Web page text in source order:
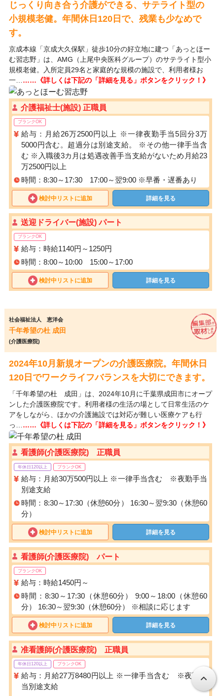
じっくり向き合う介護ができる、サテライト型の
小規模老健。年間休日120日で、残業も少なめで
す。
京成本線「京成大久保駅」徒歩10分の好立地に建つ「あっとほー
む習志野」は、AMG（上尾中央医科グループ）のサテライト型小
規模老健。入所定員29名と家庭的な規模の施設で、利用者様お
一… ……《詳しくは下記の「詳細を見る」ボタンをクリック！》
介護福祉士(施設) 正職員
ブランクOK
給与：月給26万2500円以上 ※一律夜勤手当5回分3万
5000円含む。超過分は別途支給。 ※その他一律手当含
む ※入職後3カ月は処遇改善手当支給がないため月給23
万2500円以上
時間：8:30～17:30 17:00～翌9:00 ※早番・遅番あり
検討中リストに追加 詳細を見る
送迎ドライバー(施設) パート
ブランクOK
給与：時給1140円～1250円
時間：8:00～10:00 15:00～17:00
検討中リストに追加 詳細を見る
社会福祉法人 恵洋会
千年希望の杜 成田
(介護医療院)
2024年10月新規オープンの介護医療院。年間休日
120日でワークライフバランスを大切にできます。
「千年希望の杜 成田」は、2024年10月に千葉県成田市にオープ
ンした介護医療院です。利用者様の生活の場として日常生活のケ
アをしながら、ほかの介護施設では対応が難しい医療ケアも行
っ… ……《詳しくは下記の「詳細を見る」ボタンをクリック！》
看護師(介護医療院) 正職員
年休日120以上 ブランクOK
給与：月給30万500円以上 ※一律手当含む ※夜勤手当
別途支給
時間：8:30～17:30（休憩60分） 16:30～翌9:30（休憩60
分）
検討中リストに追加 詳細を見る
看護師(介護医療院) パート
ブランクOK
給与：時給1450円～
時間：8:30～17:30（休憩60分） 9:00～18:00（休憩60
分） 16:30～翌9:30（休憩60分） ※相談に応じます
検討中リストに追加 詳細を見る
准看護師(介護医療院) 正職員
年休日120以上 ブランクOK
給与：月給27万8480円以上 ※一律手当含む ※夜勤手
当別途支給